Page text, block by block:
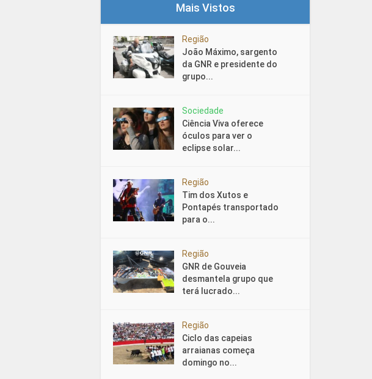
Mais Vistos
Região
João Máximo, sargento
da GNR e presidente do
grupo...
Sociedade
Ciência Viva oferece
óculos para ver o
eclipse solar...
Região
Tim dos Xutos e
Pontapés transportado
para o...
Região
GNR de Gouveia
desmantela grupo que
terá lucrado...
Região
Ciclo das capeias
arraianas começa
domingo no...